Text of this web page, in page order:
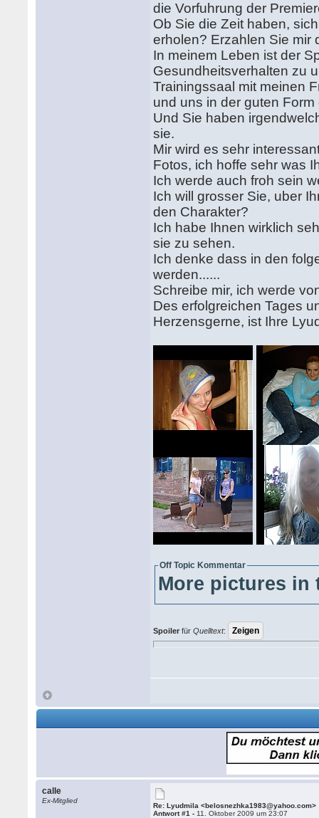
die Vorfuhrung der
Ob Sie die Zeit haben,
erholen? Erzahlen Sie mir
In meinem Leben ist der
Gesundheitsverhalten zu
Trainingssaal mit meinen
und uns in der guten
Und Sie haben
sie.
Mir wird es sehr
Fotos, ich hoffe sehr was
Ich werde auch froh sein
Ich will grosser Sie, uber
den Charakter?
Ich habe Ihnen wirklich
sie zu sehen.
Ich denke dass in den
werden......
Schreibe mir, ich werde
Des erfolgreichen Tages
Herzensgerne, ist Ihre
Off Topic Kommentar
More pictures in
Spoiler fürQuelltext:
calle
Ex-Mitglied
Re: Lyudmila <belosnezhka1983@yahoo.com>
Antwort #1 - 11. Oktober 2009 um 23:07